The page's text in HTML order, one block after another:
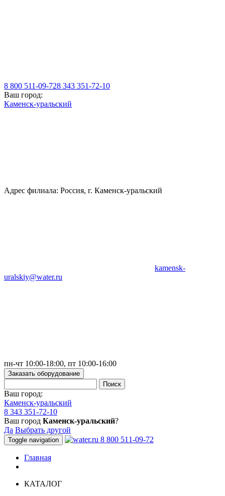
8 800 511-09-728 343 351-72-10
Ваш город:
Каменск-уральский
Адрес филиала: Россия, г. Каменск-уральский
kamensk-
uralskiy@water.ru
пн-чт 10:00-18:00, пт 10:00-16:00
Заказать оборудование
Ваш город:
Каменск-уральский
8 343 351-72-10
Ваш город Каменск-уральский?
Да Выбрать другой
Toggle navigation 8 800 511-09-72
Главная
КАТАЛОГ